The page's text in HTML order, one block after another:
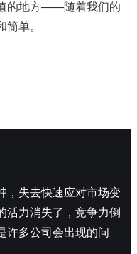
的地方——随着我们的
单。
，失去快速应对市场变
活力消失了，竞争力倒
许多公司会出现的问